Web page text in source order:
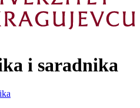
i saradnika